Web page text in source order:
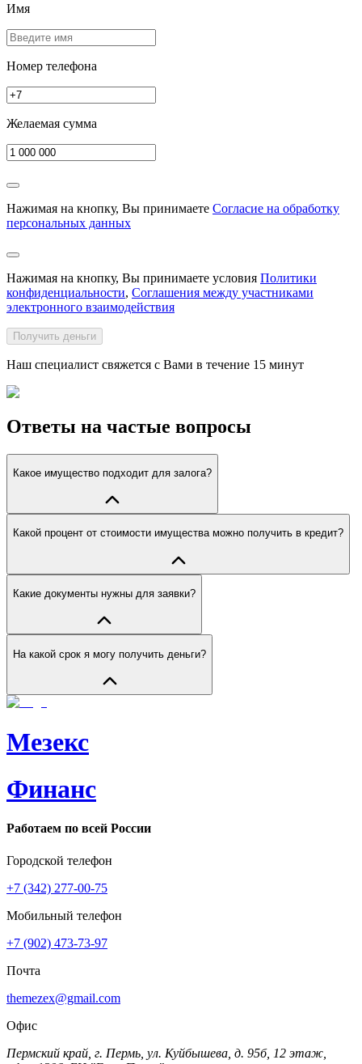
Имя
Номер телефона
Желаемая сумма
Нажимая на кнопку, Вы принимаете Согласие на обработку
персональных данных
Нажимая на кнопку, Вы принимаете условия Политики
конфиденциальности, Соглашения между участниками
электронного взаимодействия
Получить деньги
Наш специалист свяжется с Вами в течение 15 минут
Ответы на частые вопросы
Какое имущество подходит для залога?
Какой процент от стоимости имущества можно получить в кредит?
Какие документы нужны для заявки?
На какой срок я могу получить деньги?
Мезекс
Финанс
Работаем по всей России
Городской телефон
+7 (342) 277-00-75
Мобильный телефон
+7 (902) 473-73-97
Почта
themezex@gmail.com
Офис
Пермский край, г. Пермь, ул. Куйбышева, д. 95б, 12 этаж,